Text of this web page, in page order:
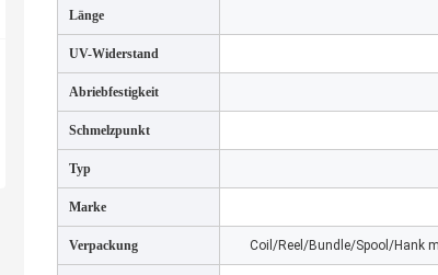
Länge
UV-Widerstand
Abriebfestigkeit
Schmelzpunkt
Typ
Marke
Verpackung Coil/Reel/Bundle/Spool/Hank